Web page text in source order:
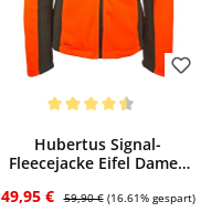
Bewerten
Hubertus Signal-
Fleecejacke Eifel Damen
Verkaufspreis:
49,95 € Regulärer Preis:
59,90 € (16.61% gespart)